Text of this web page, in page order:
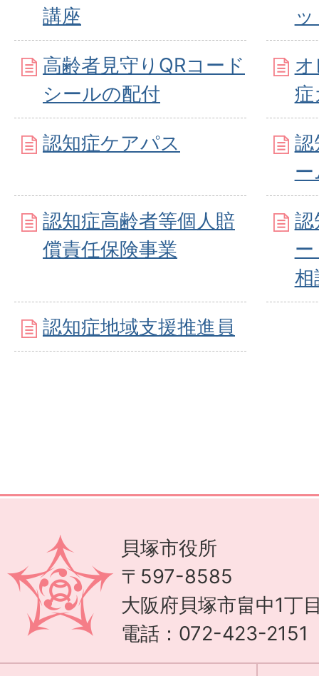
講座
高齢者見守りQRコード
シールの配付
症
認知症ケアパス
認
認知症高齢者等個人賠
償責任保険事業
認
相
認知症地域支援推進員
貝塚市役所
〒597-8585
大阪府貝塚市畠中1丁
電話：072-423-2151